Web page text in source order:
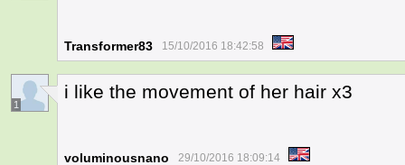
Transformer83 15/10/2016 18:42:58
1
i like the movement of her hair x3
voluminousnano 29/10/2016 18:09:14